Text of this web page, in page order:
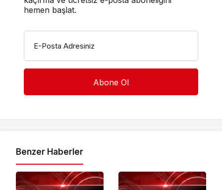
hemen başlat.
E-Posta Adresiniz
Benzer Haberler